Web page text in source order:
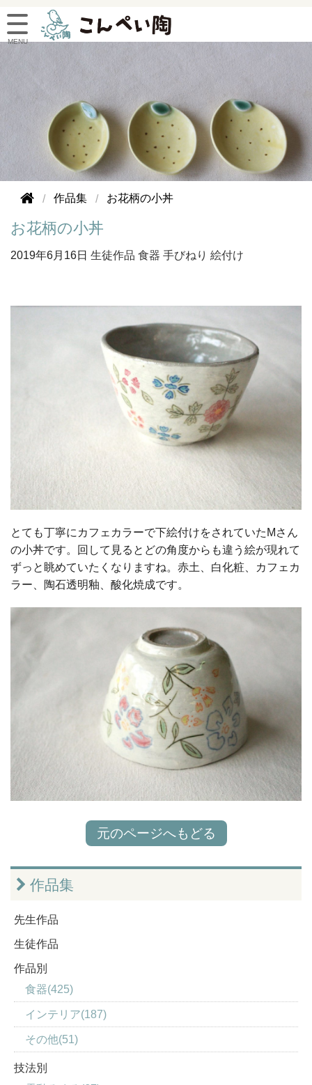
作品集 お花柄の小丼
お花柄の小丼
2019年6月16日 生徒作品 食器 手びねり 絵付け
とても丁寧にカフェカラーで下絵付けをされていたMさん
の小丼です。回して見るとどの角度からも違う絵が現れて
ずっと眺めていたくなりますね。赤土、白化粧、カフェカ
ラー、陶石透明釉、酸化焼成です。
元のページへもどる
作品集
先生作品
生徒作品
作品別
食器(425)
インテリア(187)
その他(51)
技法別